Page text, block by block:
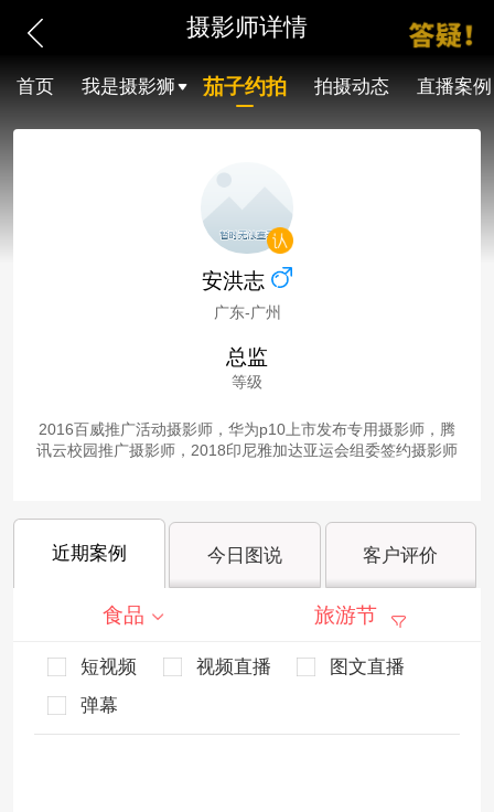
摄影师详情
首页 我是摄影狮 茄子约拍 拍摄动态 直播案例
安洪志
广东-广州
总监
等级
2016百威推广活动摄影师，华为p10上市发布专用摄影师，腾
讯云校园推广摄影师，2018印尼雅加达亚运会组委签约摄影师
近期案例 今日图说 客户评价
食品 旅游节
短视频 视频直播
图文直播
弹幕